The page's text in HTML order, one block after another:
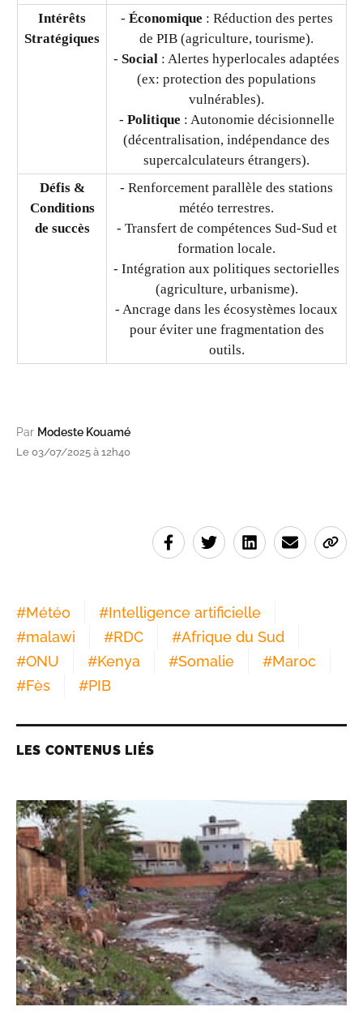
Intérêts
Stratégiques
- Économique : Réduction des pertes
de PIB (agriculture, tourisme).
- Social : Alertes hyperlocales adaptées
(ex: protection des populations
vulnérables).
- Politique : Autonomie décisionnelle
(décentralisation, indépendance des
supercalculateurs étrangers).
Défis &
Conditions
de succès
- Renforcement parallèle des stations
météo terrestres.
- Transfert de compétences Sud-Sud et
formation locale.
- Intégration aux politiques sectorielles
(agriculture, urbanisme).
- Ancrage dans les écosystèmes locaux
pour éviter une fragmentation des
outils.
Par Modeste Kouamé
Le 03/07/2025 à 12h40
#Météo #Intelligence artificielle
#malawi #RDC #Afrique du Sud
#ONU #Kenya #Somalie #Maroc
#Fès #PIB
LES CONTENUS LIÉS